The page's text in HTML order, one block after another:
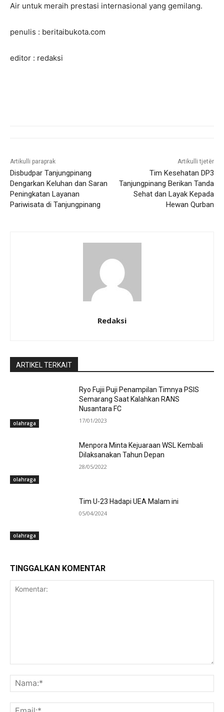
Air untuk meraih prestasi internasional yang gemilang.
penulis : beritaibukota.com
editor : redaksi
Artikulli paraprak
Disbudpar Tanjungpinang
Dengarkan Keluhan dan Saran
Peningkatan Layanan
Pariwisata di Tanjungpinang
Artikulli tjetër
Tim Kesehatan DP3
Tanjungpinang Berikan Tanda
Sehat dan Layak Kepada
Hewan Qurban
Redaksi
ARTIKEL TERKAIT
olahraga
Ryo Fujii Puji Penampilan Timnya PSIS
Semarang Saat Kalahkan RANS
Nusantara FC
17/01/2023
olahraga
Menpora Minta Kejuaraan WSL Kembali
Dilaksanakan Tahun Depan
28/05/2022
olahraga
Tim U-23 Hadapi UEA Malam ini
05/04/2024
TINGGALKAN KOMENTAR